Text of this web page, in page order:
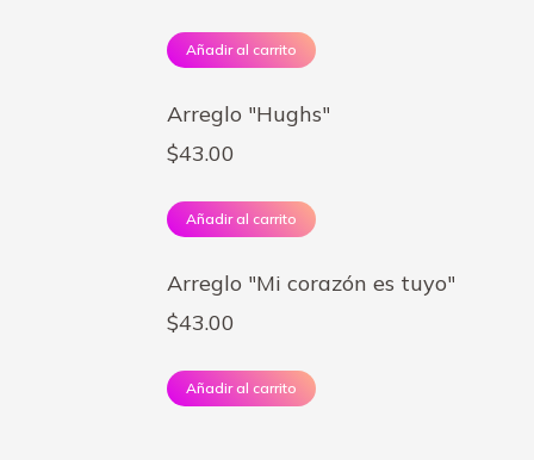
Añadir al carrito
Arreglo "Hughs"
$43.00
Añadir al carrito
Arreglo "Mi corazón es tuyo"
$43.00
Añadir al carrito